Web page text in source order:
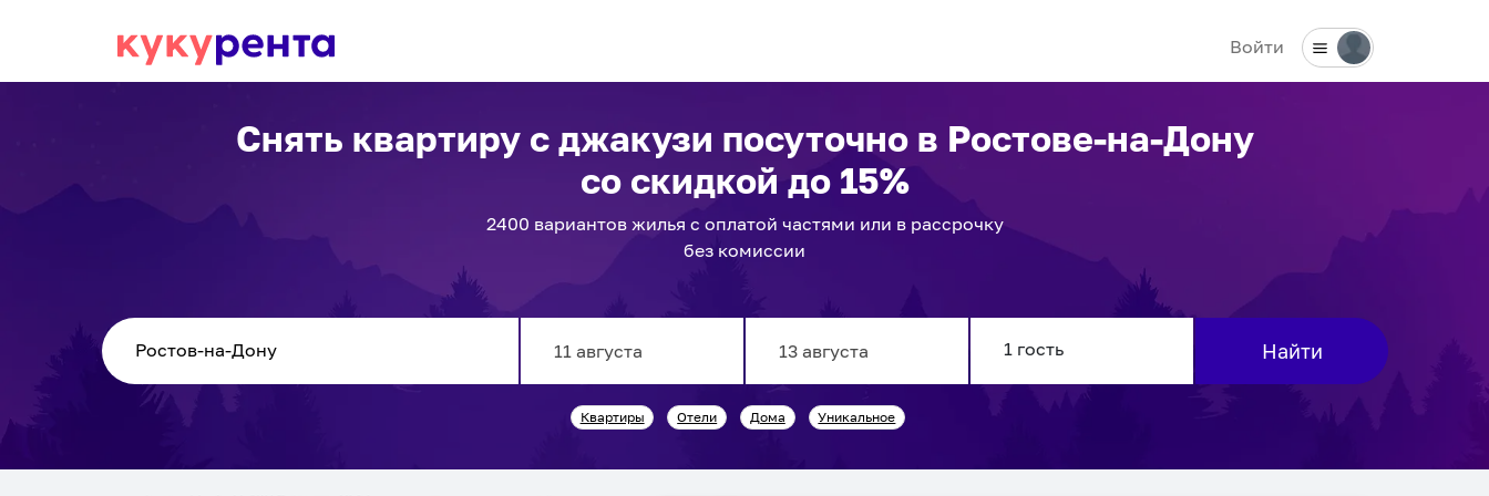
Войти
Снять квартиру с джакузи посуточно в Ростове-на-Дону
со скидкой до 15%
2400 вариантовжилья с оплатой частями или в рассрочку
без комиссии
forward
interact
backward
interact
Найти
Квартиры Отели Дома Уникальное